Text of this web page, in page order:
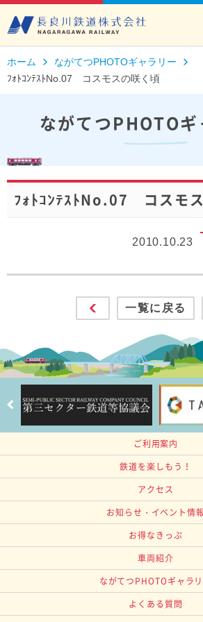
ホーム
ながてつPHOTOギャラリー
ﾌｫﾄｺﾝﾃｽﾄNo.07 コスモスの咲く頃
ながてつPHOTOギ
ﾌｫﾄｺﾝﾃｽﾄNo.07 コスモ
2010.10.23
一覧に戻る
ご利用案内
鉄道を楽しもう！
アクセス
お知らせ・イベント情報
お得なきっぷ
車両紹介
ながてつPHOTOギャラ
よくある質問